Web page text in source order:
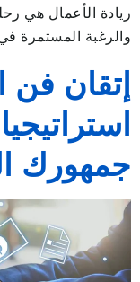
ريادة الأعمال هي
والرغبة المستمرة
إتقان فن
جمهورك